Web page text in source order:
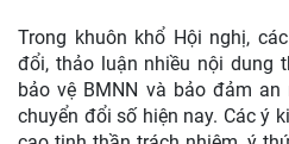
Trong khuôn khổ Hội nghị,
đổi, thảo luận nhiều nội dung
bảo vệ BMNN và bảo đảm
chuyển đổi số hiện nay. Các ý